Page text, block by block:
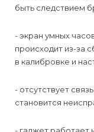
быть следствием
- экран умных
происходит из-за
в калибровке и
- отсутствует
становится